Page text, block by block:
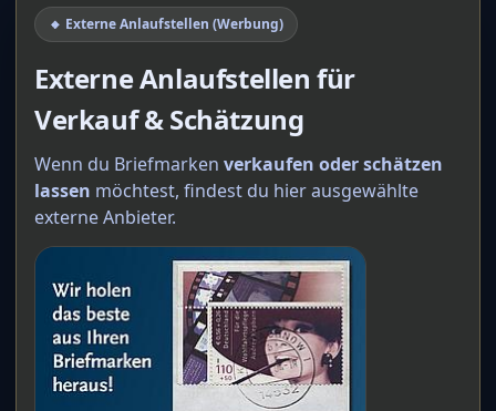
🔸 Externe Anlaufstellen (Werbung)
Externe Anlaufstellen für
Verkauf & Schätzung
Wenn du Briefmarken verkaufen oder schätzen
lassen möchtest, findest du hier ausgewählte
externe Anbieter.